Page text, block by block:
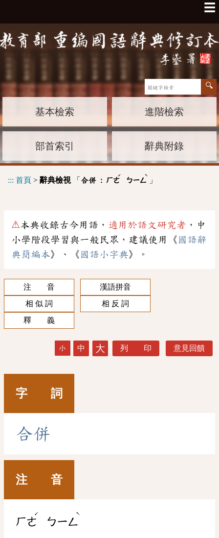
☰
基本檢索 進階檢索
部首索引 辭典附錄
::: 首頁 > 辭典檢視「 合併 : ㄏㄜ
ˊ
ㄅㄧㄥ
ˋ
」
⚠本典收錄古今用語， 適用於語文研究者 ，中
小學階段學習與一般民眾，建議使用《 國語辭
典簡編本》、《 國語小字典》。
注 音
漢語拼音
相 似 詞
相 反 詞
釋 義
小 中 大 列 印 意見回饋
字 詞
合併
注 音
ㄏㄜ
ˊ
ㄅㄧㄥ
ˋ